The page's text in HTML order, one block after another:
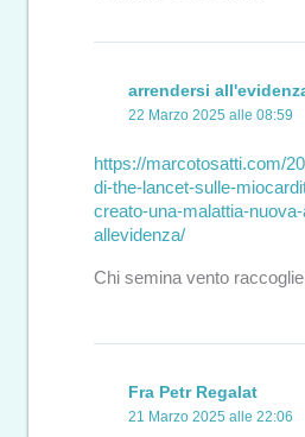
arrendersi
22 Marzo 2025 alle 08:59
https://marcotosatti.com/
di-the-lancet-sulle-
creato-una-malattia-
allevidenza/
Chi semina vento
Fra Petr Regalat
21 Marzo 2025 alle 22:06